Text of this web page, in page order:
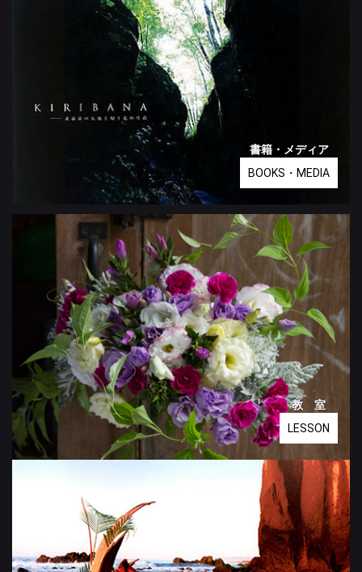
書籍・メディア
BOOKS・MEDIA
教 室
LESSON